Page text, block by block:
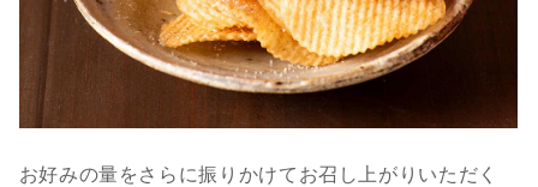
お好みの量をさらに振りかけてお召し上がりいただく